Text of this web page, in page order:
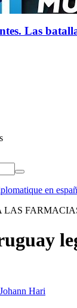
Las
en
LAS
Johann Hari